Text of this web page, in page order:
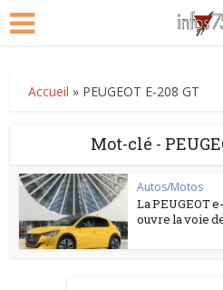
Accueil » PEUGEOT E-208 GT
Mot-clé -
Autos/Motos
La PEUGEOT
ouvre la voie